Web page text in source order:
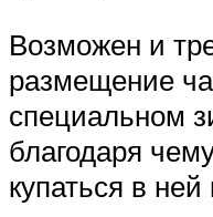
Возможен и
размещение
специальном
благодаря
купаться в ней